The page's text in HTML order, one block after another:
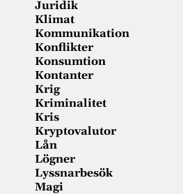
Juridik
Klimat
Kommunikation
Konflikter
Konsumtion
Kontanter
Krig
Kriminalitet
Kris
Kryptovalutor
Lån
Lögner
Lyssnarbesök
Magi